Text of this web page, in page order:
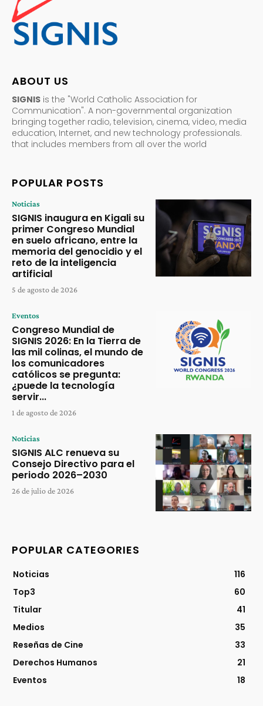
ABOUT US
SIGNIS is the "World Catholic Association for
Communication". A non-governmental organization
bringing together radio, television, cinema, video, media
education, Internet, and new technology professionals.
that includes members from all over the world
POPULAR POSTS
Noticias
SIGNIS inaugura en Kigali su
primer Congreso Mundial
en suelo africano, entre la
memoria del genocidio y el
reto de la inteligencia
artificial
5 de agosto de 2026
Eventos
Congreso Mundial de
SIGNIS 2026: En la Tierra de
las mil colinas, el mundo de
los comunicadores
católicos se pregunta:
¿puede la tecnología
servir...
1 de agosto de 2026
Noticias
SIGNIS ALC renueva su
Consejo Directivo para el
periodo 2026–2030
26 de julio de 2026
POPULAR CATEGORIES
Noticias
116
Top3
60
Titular
41
Medios
35
Reseñas de Cine
33
Derechos Humanos
21
Eventos
18